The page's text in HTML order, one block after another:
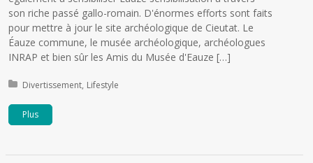
son riche passé gallo-romain. D'énormes efforts sont faits
pour mettre à jour le site archéologique de Cieutat. Le
Éauze commune, le musée archéologique, archéologues
INRAP et bien sûr les Amis du Musée d'Eauze […]
Publié dans:
Divertissement Lifestyle
Plus